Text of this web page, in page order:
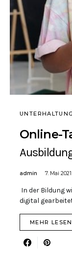
UNTERHALTUNG
Online-
admin 7. Mai 2021
In der Bildung
digital
MEHR LESEN